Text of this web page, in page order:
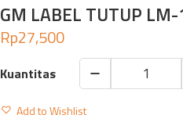
GM LABEL TUTUP
Rp27,500
GM
LABELAdd to Wishlist